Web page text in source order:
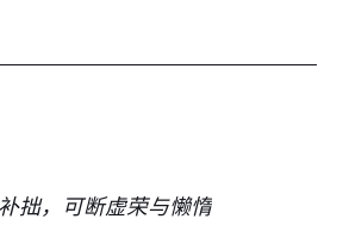
拙，可断虚荣与懒惰